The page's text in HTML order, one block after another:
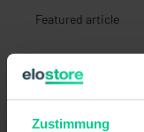
Zustimmung
Featured article
What
offer?
Featured article